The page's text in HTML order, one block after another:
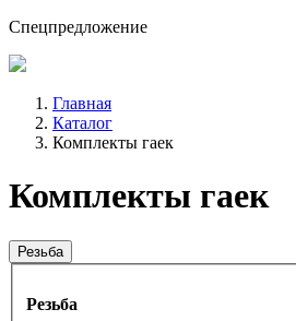
Спецпредложение
Главная
Каталог
Комплекты гаек
Комплекты гаек
Резьба
Резьба